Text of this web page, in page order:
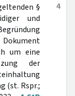
4
§
und
um eine
der
(st. Rspr.;